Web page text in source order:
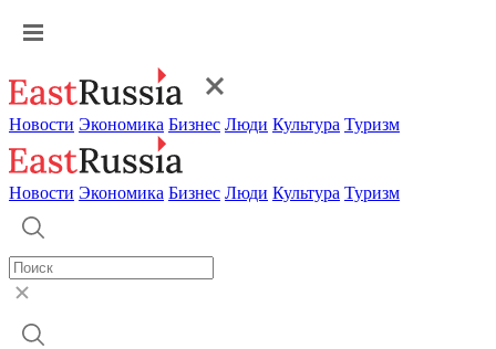
Новости Экономика Бизнес Люди Культура Туризм
Новости Экономика Бизнес Люди Культура Туризм